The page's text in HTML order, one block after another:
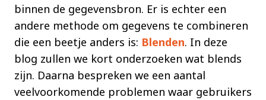
binnen de gegevensbron. Er is echter een
andere methode om gegevens te combineren
die een beetje anders is: Blenden. In deze
blog zullen we kort onderzoeken wat blends
zijn. Daarna bespreken we een aantal
veelvoorkomende problemen waar gebruikers